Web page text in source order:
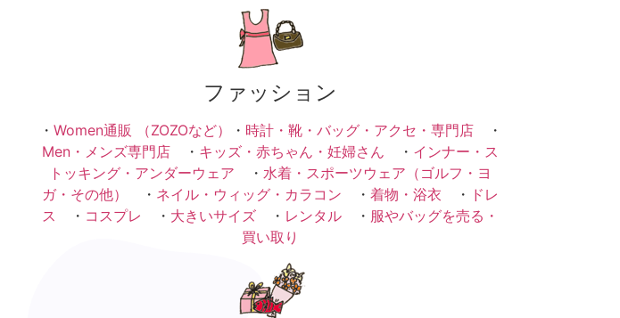
ファッション
・ Women通販 （ZOZOなど） ・ 時計・靴・バッグ・アクセ・専門店・
Men・メンズ専門店 ・ キッズ・赤ちゃん・妊婦さん ・ インナー・ス
トッキング・アンダーウェア ・ 水着・スポーツウェア（ゴルフ・ヨ
ガ・その他）
・ ネイル・ウィッグ・カラコン ・ 着物・浴衣 ・ ドレ
ス ・ コスプレ ・ 大きいサイズ ・ レンタル ・ 服やバッグを売る・
買い取り